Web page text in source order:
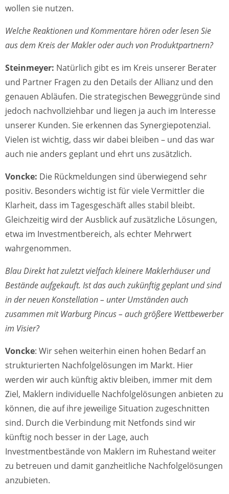
wollen sie nutzen.
Welche Reaktionen und Kommentare hören oder lesen Sie
aus dem Kreis der Makler oder auch von Produktpartnern?
Steinmeyer: Natürlich gibt es im Kreis unserer Berater
und Partner Fragen zu den Details der Allianz und den
genauen Abläufen. Die strategischen Beweggründe sind
jedoch nachvollziehbar und liegen ja auch im Interesse
unserer Kunden. Sie erkennen das Synergiepotenzial.
Vielen ist wichtig, dass wir dabei bleiben – und das war
auch nie anders geplant und ehrt uns zusätzlich.
Voncke: Die Rückmeldungen sind überwiegend sehr
positiv. Besonders wichtig ist für viele Vermittler die
Klarheit, dass im Tagesgeschäft alles stabil bleibt.
Gleichzeitig wird der Ausblick auf zusätzliche Lösungen,
etwa im Investmentbereich, als echter Mehrwert
wahrgenommen.
Blau Direkt hat zuletzt vielfach kleinere Maklerhäuser und
Bestände aufgekauft. Ist das auch zukünftig geplant und sind
in der neuen Konstellation – unter Umständen auch
zusammen mit Warburg Pincus – auch größere Wettbewerber
im Visier?
Voncke: Wir sehen weiterhin einen hohen Bedarf an
strukturierten Nachfolgelösungen im Markt. Hier
werden wir auch künftig aktiv bleiben, immer mit dem
Ziel, Maklern individuelle Nachfolgelösungen anbieten zu
können, die auf ihre jeweilige Situation zugeschnitten
sind. Durch die Verbindung mit Netfonds sind wir
künftig noch besser in der Lage, auch
Investmentbestände von Maklern im Ruhestand weiter
zu betreuen und damit ganzheitliche Nachfolgelösungen
anzubieten.